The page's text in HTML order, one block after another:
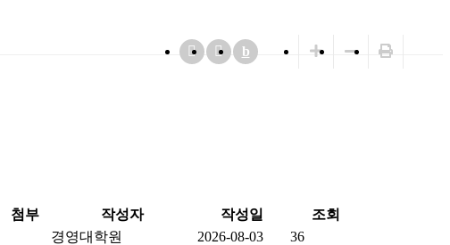
b
첨부 작성자 작성일
조회
경영대학원 2026-08-03 36